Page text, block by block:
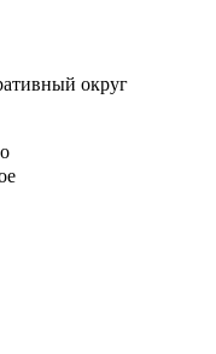
округ